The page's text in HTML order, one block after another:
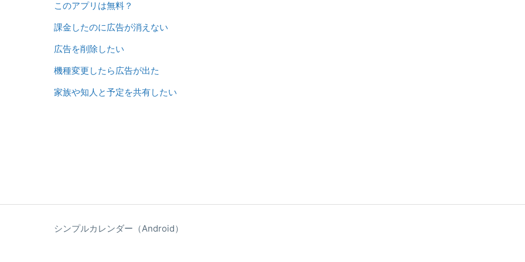
このアプリは無料？
課金したのに広告が消えない
広告を削除したい
機種変更したら広告が出た
家族や知人と予定を共有したい
シンプルカレンダー（Android）